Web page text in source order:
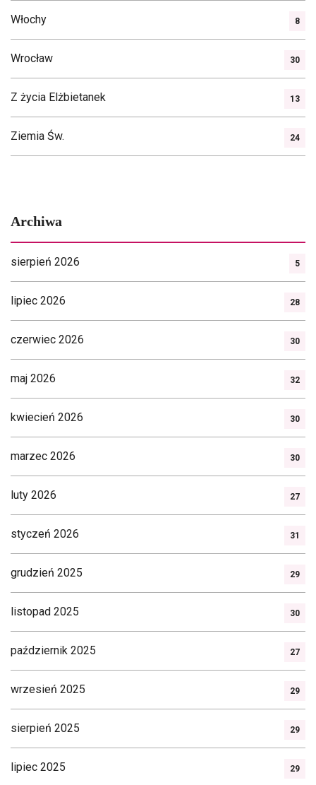
Włochy 8
Wrocław 30
Z życia Elżbietanek 13
Ziemia Św. 24
Archiwa
sierpień 2026 5
lipiec 2026 28
czerwiec 2026 30
maj 2026 32
kwiecień 2026 30
marzec 2026 30
luty 2026 27
styczeń 2026 31
grudzień 2025 29
listopad 2025 30
październik 2025 27
wrzesień 2025 29
sierpień 2025 29
lipiec 2025 29